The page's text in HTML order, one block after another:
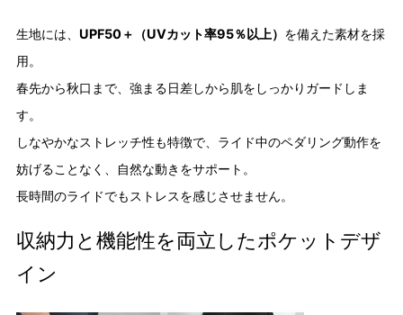
生地には、 UPF50＋（UVカット率95％以上） を備えた素材を採
用。
春先から秋口まで、強まる日差しから肌をしっかりガードしま
す。
しなやかなストレッチ性も特徴で、ライド中のペダリング動作を
妨げることなく、自然な動きをサポート。
長時間のライドでもストレスを感じさせません。
収納力と機能性を両立したポケットデザ
イン